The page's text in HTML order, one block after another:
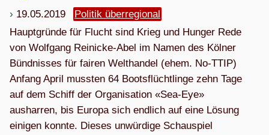
19.05.2019
Politik überregional
Hauptgründe für Flucht sind Krieg und Hunger Rede
von Wolfgang Reinicke-Abel im Namen des Kölner
Bündnisses für fairen Welthandel (ehem. No-TTIP)
Anfang April mussten 64 Bootsflüchtlinge zehn Tage
auf dem Schiff der Organisation «Sea-Eye»
ausharren, bis Europa sich endlich auf eine Lösung
einigen konnte. Dieses unwürdige Schauspiel